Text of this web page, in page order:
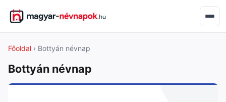
Főoldal › Bottyán névnap
Bottyán névnap